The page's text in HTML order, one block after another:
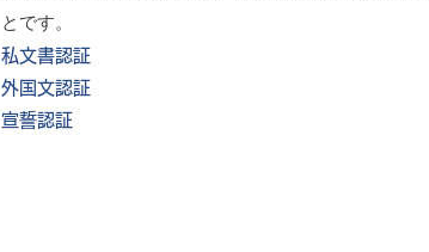
とです。
私文書認証
外国文認証
宣誓認証